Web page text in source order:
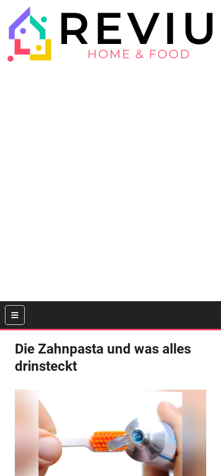
Die Zahnpasta und was alles
drinsteckt